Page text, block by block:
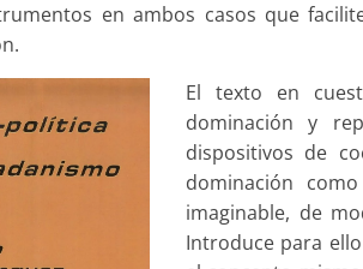
en ambos casos que
El texto en
dominación y
dispositivos de
dominación
imaginable, de
Introduce para